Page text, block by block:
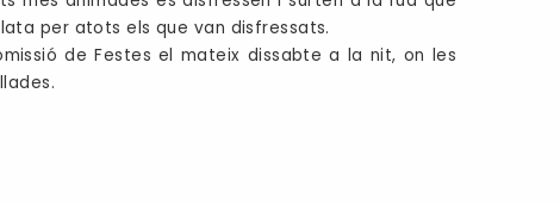
per atots els que van disfressats.
de Festes el mateix dissabte a la nit, on les